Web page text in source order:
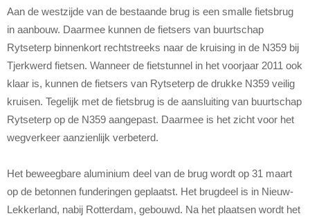
Aan de westzijde van de bestaande brug is een smalle fietsbrug
in aanbouw. Daarmee kunnen de fietsers van buurtschap
Rytseterp binnenkort rechtstreeks naar de kruising in de N359 bij
Tjerkwerd fietsen. Wanneer de fietstunnel in het voorjaar 2011 ook
klaar is, kunnen de fietsers van Rytseterp de drukke N359 veilig
kruisen. Tegelijk met de fietsbrug is de aansluiting van buurtschap
Rytseterp op de N359 aangepast. Daarmee is het zicht voor het
wegverkeer aanzienlijk verbeterd.
Het beweegbare aluminium deel van de brug wordt op 31 maart
op de betonnen funderingen geplaatst. Het brugdeel is in Nieuw-
Lekkerland, nabij Rotterdam, gebouwd. Na het plaatsen wordt het